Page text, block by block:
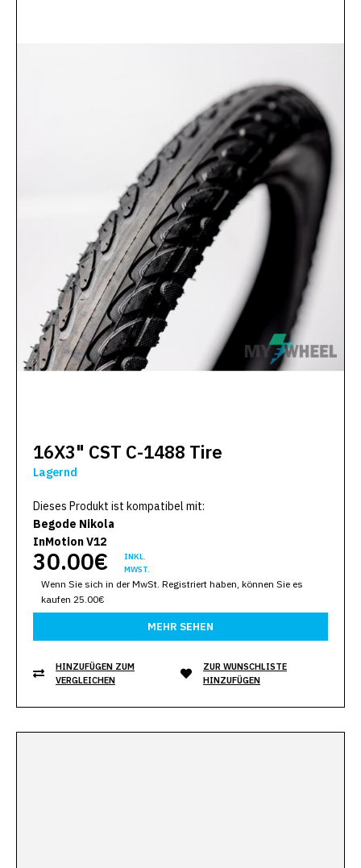
16X3" CST C-1488 Tire
Lagernd
Dieses Produkt ist kompatibel mit:
Begode Nikola
InMotion V12
30.00€
INKL.
MWST.
Wenn Sie sich in der MwSt. Registriert haben, können Sie es
kaufen 25.00€
MEHR SEHEN
HINZUFÜGEN ZUM
VERGLEICHEN
ZUR WUNSCHLISTE
HINZUFÜGEN